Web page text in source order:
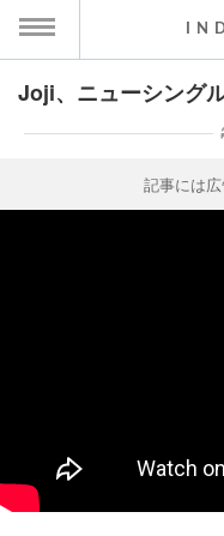
MENU
ス情報
ト
Joji、ニューシング
記事には